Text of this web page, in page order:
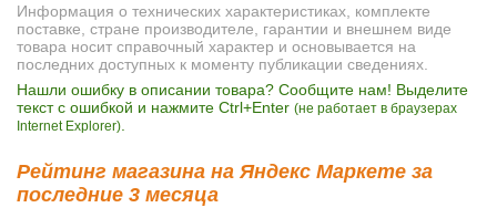
Информация о технических характеристиках, комплекте
поставке, стране производителе, гарантии и внешнем виде
товара носит справочный характер и основывается на
последних доступных к моменту публикации сведениях.
Нашли ошибку в описании товара? Сообщите нам! Выделите
текст с ошибкой и нажмите Ctrl+Enter (не работает в браузерах
Internet Explorer)
Рейтинг магазина на Яндекс Маркете за
последние 3 месяца